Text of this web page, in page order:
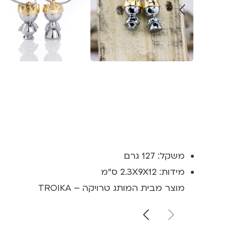
משקל: 127 גרם
מידות: 2.3X9X12 ס"מ
מוצר מבית המותג טרויקה – TROIKA